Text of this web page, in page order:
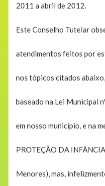
2011 a abril de 2012.
Este Conselho Tutelar
atendimentos feitos por
nos tópicos citados
baseado na Lei Municipal
em nosso município, e na
PROTEÇÃO DA
Menores), mas,